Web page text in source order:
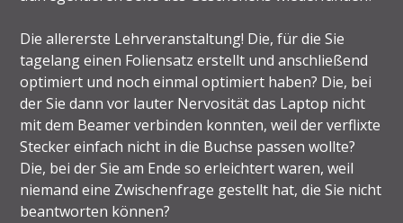
Die allererste Lehrveranstaltung! Die, für die Sie
tagelang einen Foliensatz erstellt und anschließend
optimiert und noch einmal optimiert haben? Die, bei
der Sie dann vor lauter Nervosität das Laptop nicht
mit dem Beamer verbinden konnten, weil der verflixte
Stecker einfach nicht in die Buchse passen wollte?
Die, bei der Sie am Ende so erleichtert waren, weil
niemand eine Zwischenfrage gestellt hat, die Sie nicht
beantworten können?